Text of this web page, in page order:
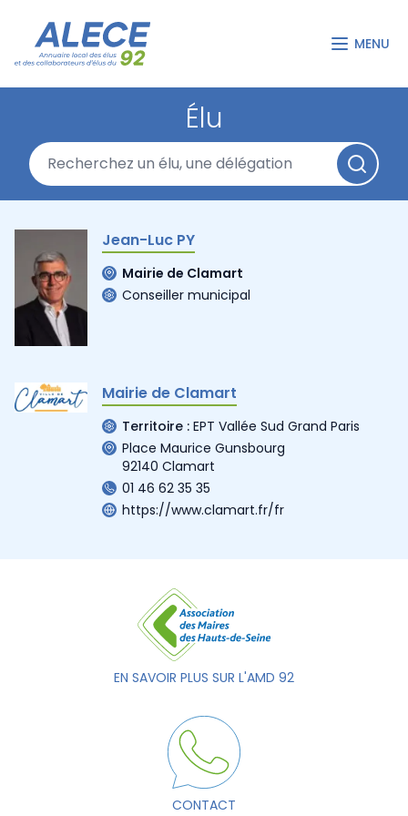
MENU
Élu
Jean-Luc PY
Mairie de Clamart
Conseiller municipal
Mairie de Clamart
Territoire : EPT Vallée Sud Grand Paris
Place Maurice Gunsbourg
92140 Clamart
01 46 62 35 35
https://www.clamart.fr/fr
EN SAVOIR PLUS SUR L'AMD 92
CONTACT